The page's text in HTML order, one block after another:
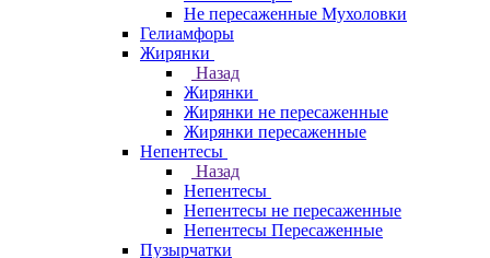
Не пересаженные Мухоловки
Гелиамфоры
Жирянки
Назад
Жирянки
Жирянки не пересаженные
Жирянки пересаженные
Непентесы
Назад
Непентесы
Непентесы не пересаженные
Непентесы Пересаженные
Пузырчатки